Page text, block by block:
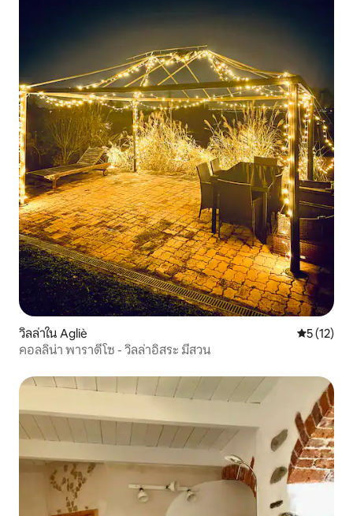
วิลล่าใน Agliè คะแนนเฉลี่
5 (12)
คอลลิน่า พาราดีโซ - วิลล่าอิสระ มีสวน